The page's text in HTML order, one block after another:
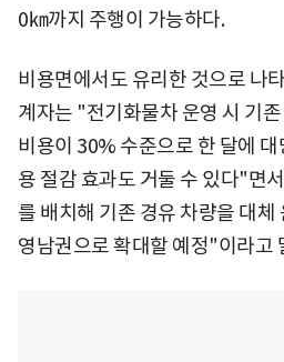
0㎞까지 주행이 가능하다.
비용면에서도 유리한 것으로 나
계자는 "전기화물차 운영 시 기
비용이 30% 수준으로 한 달에 대
용 절감 효과도 거둘 수 있다"면
를 배치해 기존 경유 차량을 대
영남권으로 확대할 예정"이라고